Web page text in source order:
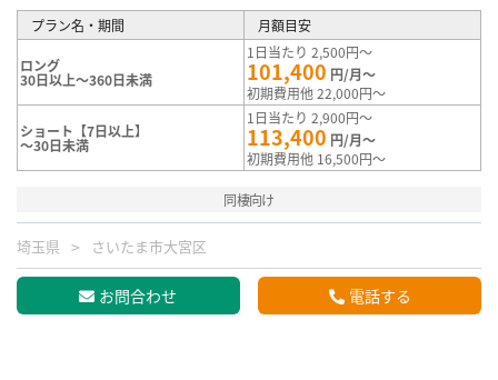
プラン名・期間 月額目安
ロング
30日以上～360日未満
1日当たり 2,500円～
101,400 円/月～
初期費用他 22,000円～
ショート【7日以上】
～30日未満
1日当たり 2,900円～
113,400 円/月～
初期費用他 16,500円～
同棲向け
埼玉県 さいたま市大宮区
お問合わせ 電話する